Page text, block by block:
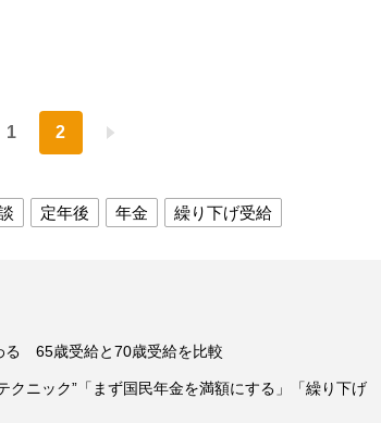
1 2
定年後 年金 繰り下げ受給
る 65歳受給と70歳受給を比較
クニック”「まず国民年金を満額にする」「繰り下げ